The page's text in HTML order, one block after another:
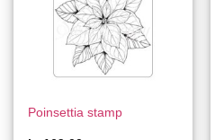
Poinsettia stamp